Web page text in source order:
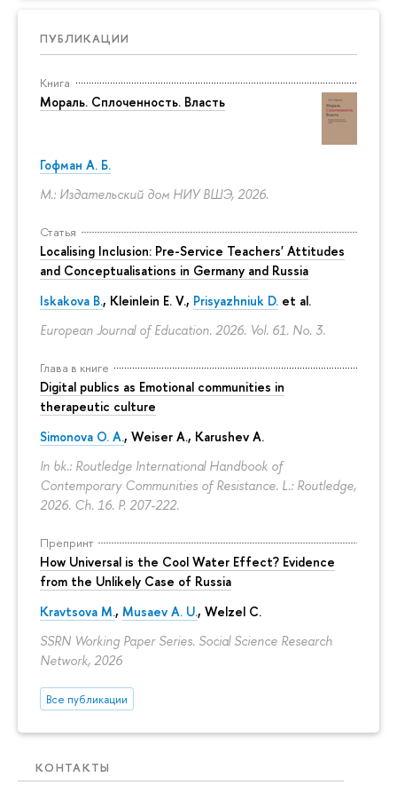
ПУБЛИКАЦИИ
Книга
Мораль. Сплоченность. Власть
Гофман А. Б.
М.: Издательский дом НИУ ВШЭ, 2026.
Статья
Localising Inclusion: Pre-Service Teachers' Attitudes
and Conceptualisations in Germany and Russia
Iskakova B., Kleinlein E. V., Prisyazhniuk D. et al.
European Journal of Education. 2026. Vol. 61. No. 3.
Глава в книге
Digital publics as Emotional communities in
therapeutic culture
Simonova O. A., Weiser A., Karushev A.
In bk.: Routledge International Handbook of
Contemporary Communities of Resistance. L.: Routledge,
2026. Ch. 16. P. 207-222.
Препринт
How Universal is the Cool Water Effect? Evidence
from the Unlikely Case of Russia
Kravtsova M., Musaev A. U., Welzel C.
SSRN Working Paper Series. Social Science Research
Network, 2026
Все публикации
КОНТАКТЫ